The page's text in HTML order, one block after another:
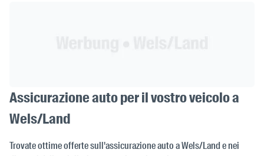
Assicurazione auto per il vostro veicolo a
Wels/Land
Trovate ottime offerte sull'assicurazione auto a Wels/Land e nei